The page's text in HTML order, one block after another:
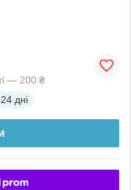
— 200 ₴
24 дні